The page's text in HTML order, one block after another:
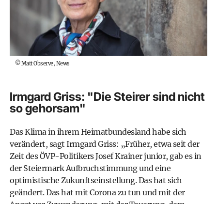
©Matt Observe, News
Irmgard Griss: "Die Steirer sind nicht
so gehorsam"
Das Klima in ihrem Heimatbundesland habe sich
verändert, sagt Irmgard Griss: „Früher, etwa seit der
Zeit des ÖVP-Politikers Josef Krainer junior, gab es in
der Steiermark Aufbruchstimmung und eine
optimistische Zukunftseinstellung. Das hat sich
geändert. Das hat mit Corona zu tun und mit der